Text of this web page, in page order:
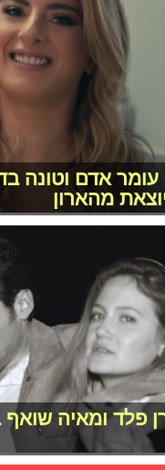
עומר אדם וטונה
מהארון
פלד ומאיה